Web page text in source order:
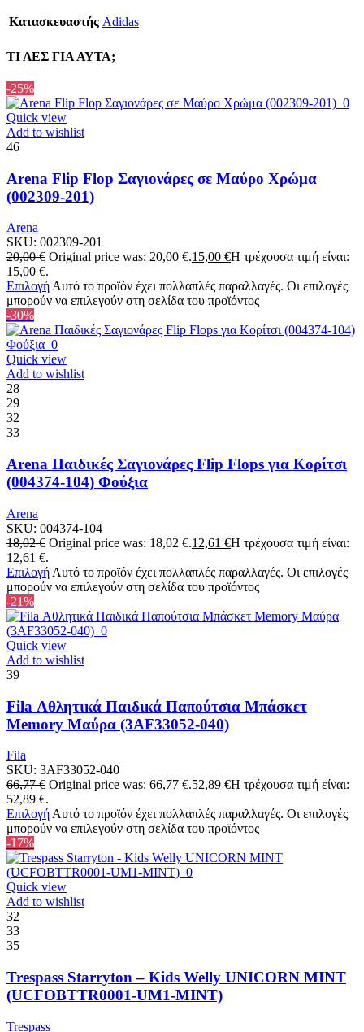
Κατασκευαστής Adidas
ΤΙ ΛΕΣ ΓΙΑ ΑΥΤΑ;
-25%
Quick view
Add to wishlist
46
Arena Flip Flop Σαγιονάρες σε Μαύρο Χρώμα
(002309-201)
Arena
SKU: 002309-201
20,00€ Original price was: 20,00 €.15,00 €Η τρέχουσα τιμή είναι:
15,00 €.
Επιλογή Αυτό το προϊόν έχει πολλαπλές παραλλαγές. Οι επιλογές
μπορούν να επιλεγούν στη σελίδα του προϊόντος
-30%
Quick view
Add to wishlist
28
29
32
33
Arena Παιδικές Σαγιονάρες Flip Flops για Κορίτσι
(004374-104) Φούξια
Arena
SKU: 004374-104
18,02€ Original price was: 18,02 €.12,61 €Η τρέχουσα τιμή είναι:
12,61 €.
Επιλογή Αυτό το προϊόν έχει πολλαπλές παραλλαγές. Οι επιλογές
μπορούν να επιλεγούν στη σελίδα του προϊόντος
-21%
Quick view
Add to wishlist
39
Fila Αθλητικά Παιδικά Παπούτσια Μπάσκετ
Memory Μαύρα (3AF33052-040)
Fila
SKU: 3AF33052-040
66,77€ Original price was: 66,77 €.52,89 €Η τρέχουσα τιμή είναι:
52,89 €.
Επιλογή Αυτό το προϊόν έχει πολλαπλές παραλλαγές. Οι επιλογές
μπορούν να επιλεγούν στη σελίδα του προϊόντος
-17%
Quick view
Add to wishlist
32
33
35
Trespass Starryton – Kids Welly UNICORN MINT
(UCFOBTTR0001-UM1-MINT)
Trespass